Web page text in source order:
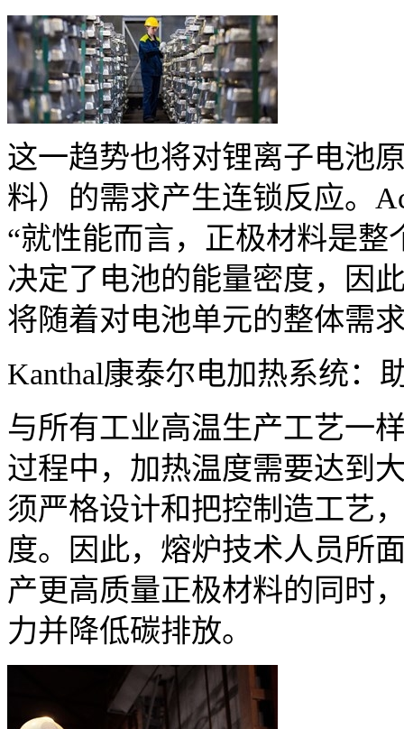
这一趋势也将对锂离子电池
料）的需求产生连锁反应。
“就性能而言，正极材料是
决定了电池的能量密度，因
将随着对电池单元的整体需
Kanthal康泰尔电加热系统：
与所有工业高温生产工艺一
过程中，加热温度需要达到
须严格设计和把控制造工艺
度。因此，熔炉技术人员所
产更高质量正极材料的同时
力并降低碳排放。